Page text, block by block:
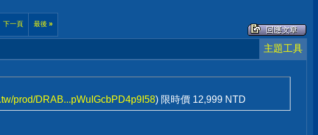
下一頁 最後 »
主題工具
prod/DRAB...pWuIGcbPD4p9I58) 限時價 12,999 NTD